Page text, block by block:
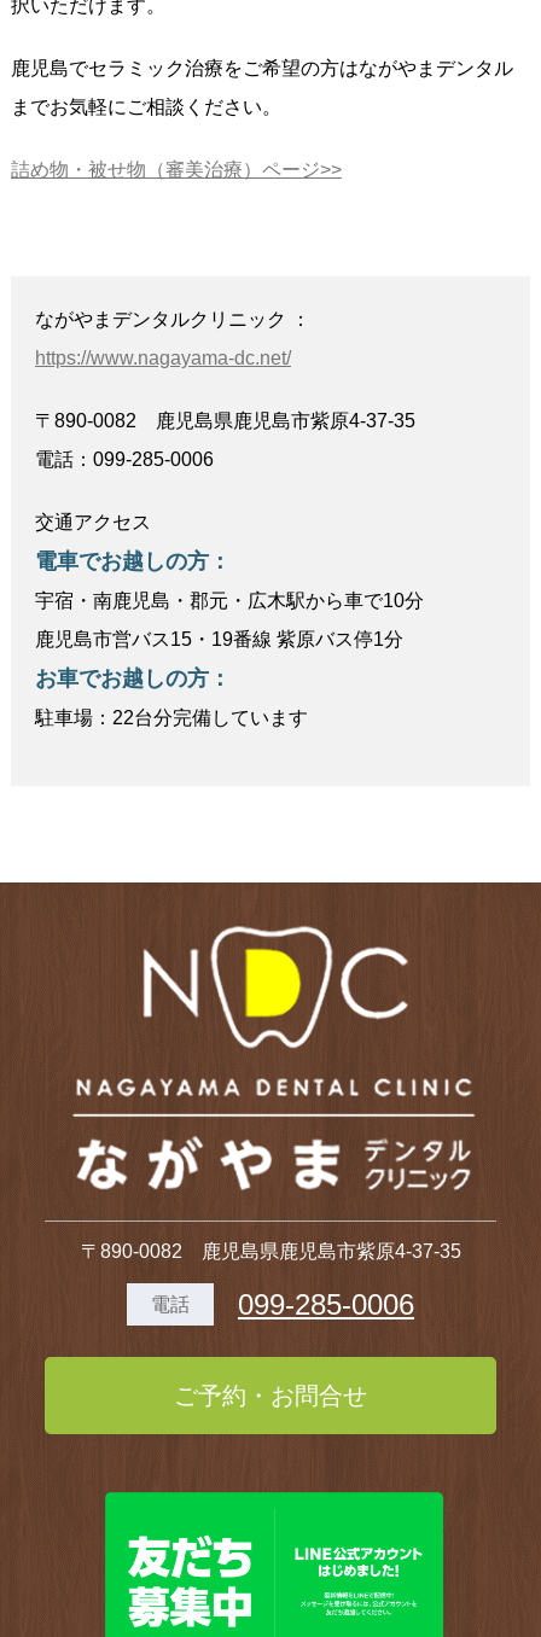
択いただけます。
鹿児島でセラミック治療をご希望の方はながやまデンタル
までお気軽にご相談ください。
詰め物・被せ物（審美治療）ページ>>
ながやまデンタルクリニック ：
https://www.nagayama-dc.net/
〒890-0082 鹿児島県鹿児島市紫原4-37-35
電話：099-285-0006
交通アクセス
電車でお越しの方：
宇宿・南鹿児島・郡元・広木駅から車で10分
鹿児島市営バス15・19番線 紫原バス停1分
お車でお越しの方：
駐車場：22台分完備しています
〒890-0082 鹿児島県鹿児島市紫原4-37-35
電話 099-285-0006
ご予約・お問合せ